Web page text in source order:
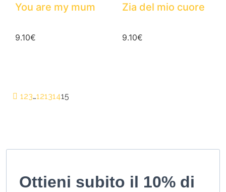
You are my mum
9.10€
Zia del mio cuore
9.10€
123…12131415
Ottieni subito il 10% di